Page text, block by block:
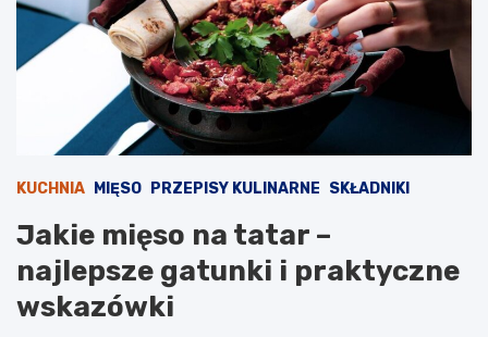
KUCHNIA MIĘSO PRZEPISY KULINARNE SKŁADNIKI
Jakie mięso na tatar –
najlepsze gatunki i praktyczne
wskazówki